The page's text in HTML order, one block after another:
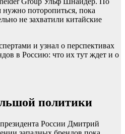
нужно поторопиться, пока
не захватили китайские
и узнал о перспективах
в Россию: что их тут ждет и о
политики
России Дмитрий